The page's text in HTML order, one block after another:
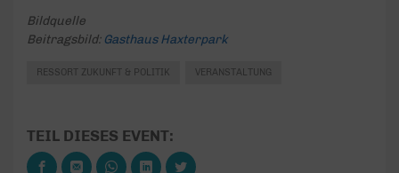
Bildquelle
Beitragsbild: Gasthaus Haxterpark
RESSORT ZUKUNFT & POLITIK VERANSTALTUNG
TEIL DIESES EVENT: